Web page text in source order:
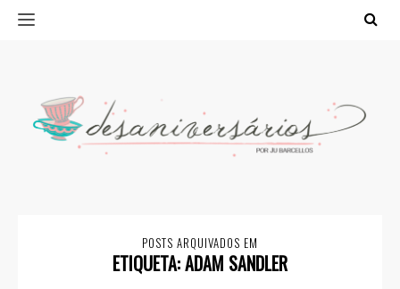
POSTS ARQUIVADOS EM
ETIQUETA:ADAM SANDLER